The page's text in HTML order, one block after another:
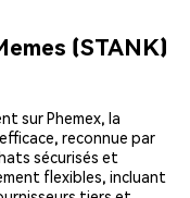
(STANK)
sur Phemex, la
reconnue par
sécurisés et
flexibles, incluant